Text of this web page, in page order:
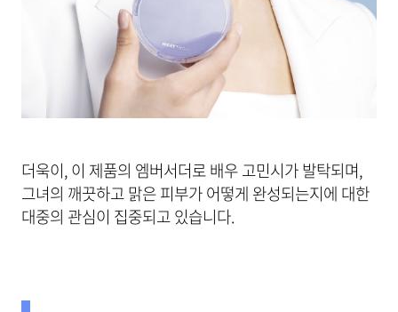
더욱이, 이 제품의 엠버서더로 배우 고민시가 발탁되며,
그녀의 깨끗하고 맑은 피부가 어떻게 완성되는지에 대한
대중의 관심이 집중되고 있습니다.